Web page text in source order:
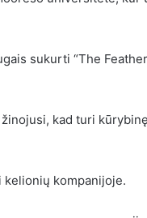
sukurti “The
kad turi
kompanijoje.